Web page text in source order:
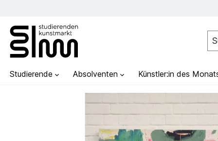
Studierende Absolventen Künstler:in des